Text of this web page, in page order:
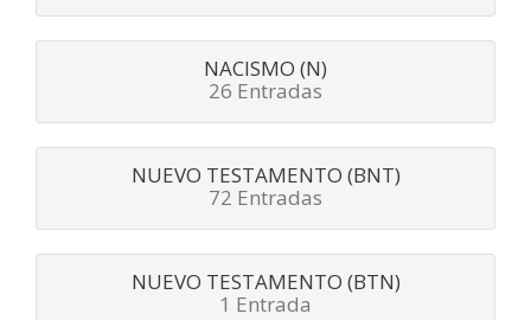
NACISMO (N)
26 Entradas
NUEVO TESTAMENTO (BNT)
72 Entradas
NUEVO TESTAMENTO (BTN)
1 Entrada